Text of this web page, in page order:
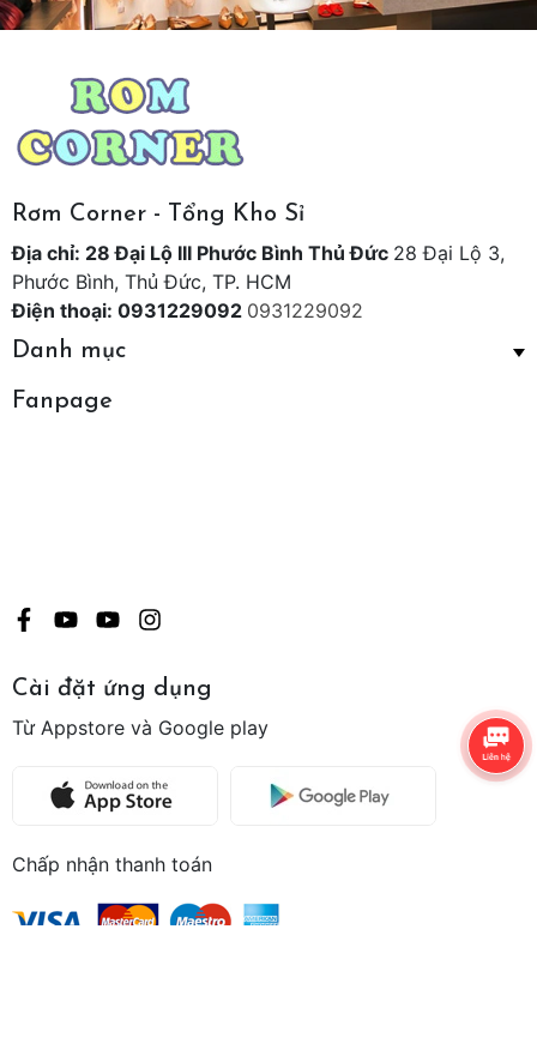
Rơm Corner - Tổng Kho Sỉ
Địa chỉ: 28 Đại Lộ III Phước Bình Thủ Đức 28 Đại Lộ 3,
Phước Bình, Thủ Đức, TP. HCM
Điện thoại: 0931229092 0931229092
Danh mục
Fanpage
Cài đặt ứng dụng
Từ Appstore và Google play
Chấp nhận thanh toán